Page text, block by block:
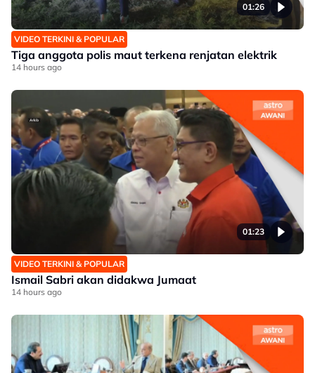
01:26
VIDEO TERKINI & POPULAR
Tiga anggota polis maut terkena renjatan elektrik
14 hours ago
01:23
VIDEO TERKINI & POPULAR
Ismail Sabri akan didakwa Jumaat
14 hours ago